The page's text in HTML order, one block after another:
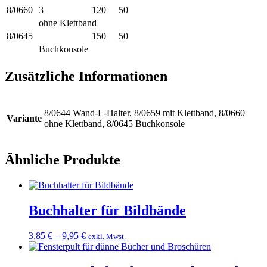
8/0660 3 120
50
ohne Klettband
8/0645
150
50
Buchkonsole
Zusätzliche Informationen
Variante
8/0644 Wand-L-Halter, 8/0659 mit Klettband, 8/0660
ohne Klettband, 8/0645 Buchkonsole
Ähnliche Produkte
Buchhalter für Bildbände
3,85 € – 9,95 € exkl. Mwst.